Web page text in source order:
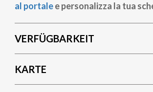
al portalee personalizza la tua
VERFÜGBARKEIT
KARTE